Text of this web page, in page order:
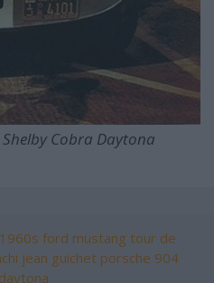
Cobra Daytona
1960s ford mustang tour de
jean guichet porsche 904